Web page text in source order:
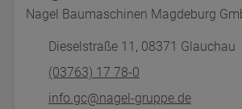
Nagel Baumaschinen Magdeburg
Dieselstraße 11, 08371 Glauchau
(03763) 17 78-0
info.gc@nagel-gruppe.de